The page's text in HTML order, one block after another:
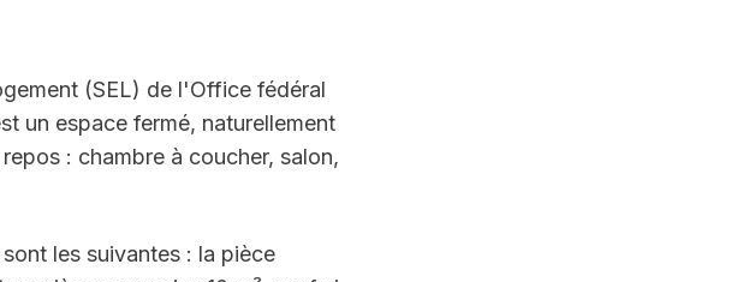
(SEL) de l'Office fédéral
un espace fermé, naturellement
: chambre à coucher, salon,
les suivantes : la pièce